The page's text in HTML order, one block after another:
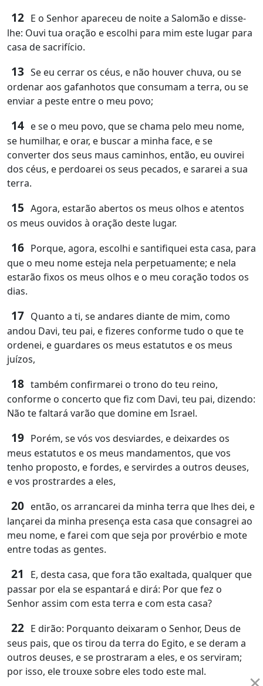
12 E o Senhor apareceu de noite a Salomão e disse-
lhe: Ouvi tua oração e escolhi para mim este lugar para
casa de sacrifício.
13 Se eu cerrar os céus, e não houver chuva, ou se
ordenar aos gafanhotos que consumam a terra, ou se
enviar a peste entre o meu povo;
14 e se o meu povo, que se chama pelo meu nome,
se humilhar, e orar, e buscar a minha face, e se
converter dos seus maus caminhos, então, eu ouvirei
dos céus, e perdoarei os seus pecados, e sararei a sua
terra.
15 Agora, estarão abertos os meus olhos e atentos
os meus ouvidos à oração deste lugar.
16 Porque, agora, escolhi e santifiquei esta casa, para
que o meu nome esteja nela perpetuamente; e nela
estarão fixos os meus olhos e o meu coração todos os
dias.
17 Quanto a ti, se andares diante de mim, como
andou Davi, teu pai, e fizeres conforme tudo o que te
ordenei, e guardares os meus estatutos e os meus
juízos,
18 também confirmarei o trono do teu reino,
conforme o concerto que fiz com Davi, teu pai, dizendo:
Não te faltará varão que domine em Israel.
19 Porém, se vós vos desviardes, e deixardes os
meus estatutos e os meus mandamentos, que vos
tenho proposto, e fordes, e servirdes a outros deuses,
e vos prostrardes a eles,
20 então, os arrancarei da minha terra que lhes dei, e
lançarei da minha presença esta casa que consagrei ao
meu nome, e farei com que seja por provérbio e mote
entre todas as gentes.
21
E, desta casa, que fora tão exaltada, qualquer que
passar por ela se espantará e dirá: Por que fez o
Senhor assim com esta terra e com esta casa?
22 E dirão: Porquanto deixaram o Senhor, Deus de
seus pais, que os tirou da terra do Egito, e se deram a
outros deuses, e se prostraram a eles, e os serviram;
por isso, ele trouxe sobre eles todo este mal.